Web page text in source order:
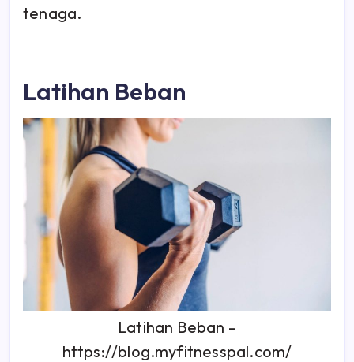
tenaga.
Latihan Beban
Latihan Beban –
https://blog.myfitnesspal.com/